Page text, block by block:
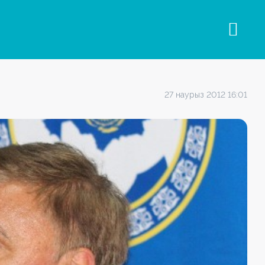
27 наурыз 2012 16:01